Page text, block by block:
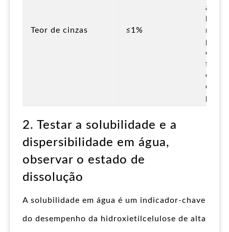
Teor de cinzas ≤1%
de
2. Testar a solubilidade e a
dispersibilidade em água,
observar o estado de
dissolução
A solubilidade em água é um indicador-chave
do desempenho da hidroxietilcelulose de alta